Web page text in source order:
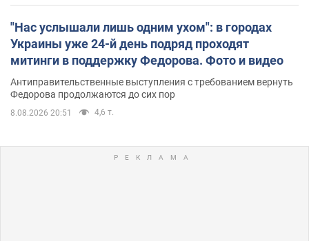
"Нас услышали лишь одним ухом": в городах
Украины уже 24-й день подряд проходят
митинги в поддержку Федорова. Фото и видео
Антиправительственные выступления с требованием вернуть
Федорова продолжаются до сих пор
8.08.2026 20:51 4,6 т.